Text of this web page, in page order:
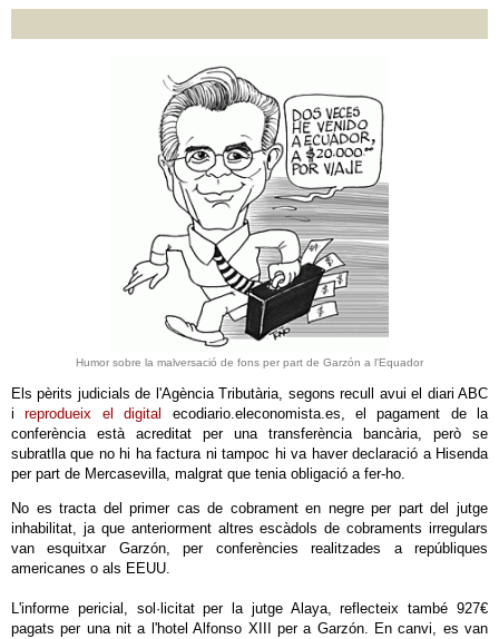
Humor sobre la malversació de fons per part de Garzón a l'Equador
Els pèrits judicials de l'Agència Tributària, segons recull avui el diari ABC
ireprodueix el digital ecodiario.eleconomista.es, el pagament de la
conferència està acreditat per una transferència bancària, però se
subratlla que no hi ha factura ni tampoc hi va haver declaració a Hisenda
per part de Mercasevilla, malgrat que tenia obligació a fer-ho.
No es tracta del primer cas de cobrament en negre per part del jutge
inhabilitat, ja que anteriorment altres escàdols de cobraments irregulars
van esquitxar Garzón, per conferències realitzades a repúbliques
americanes o als EEUU.
L'informe pericial, sol·licitat per la jutge Alaya, reflecteix també 927€
pagats per una nit a l'hotel Alfonso XIII per a Garzón. En canvi, es van